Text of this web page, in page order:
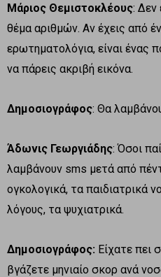
Μάριος Θεμιστοκλέους: Δεν
θέμα αριθμών. Αν έχεις από
ερωτηματολόγια, είναι ένας
να πάρεις ακριβή εικόνα.
Δημοσιογράφος: Θα
Άδωνις Γεωργιάδης: Όσοι
λαμβάνουν sms μετά από
ογκολογικά, τα παιδιατρικά
λόγους, τα ψυχιατρικά.
Δημοσιογράφος: Είχατε πει
βγάζετε μηνιαίο σκορ ανά